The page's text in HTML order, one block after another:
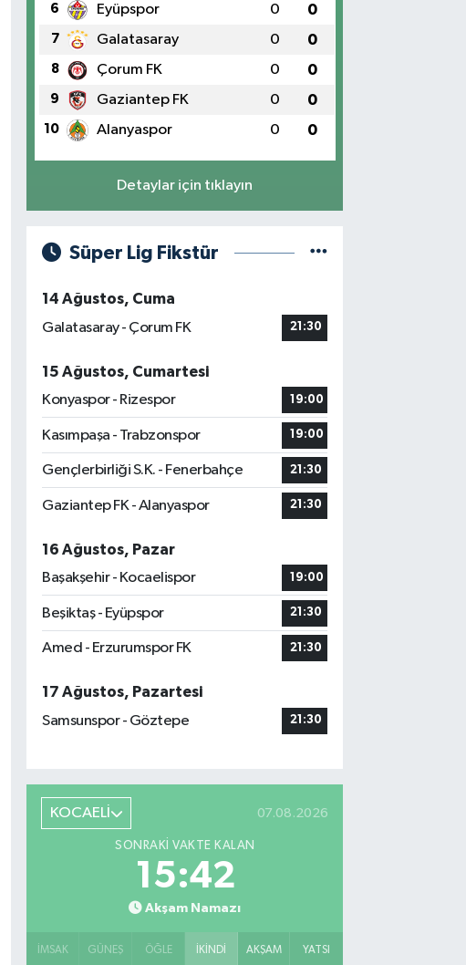
6 Eyüpspor 0 0
7 Galatasaray 0 0
8 Çorum FK 0 0
9 Gaziantep FK 0 0
10 Alanyaspor 0 0
Detaylar için tıklayın
Süper Lig Fikstür
14 Ağustos, Cuma
Galatasaray - Çorum FK
21:30
15 Ağustos, Cumartesi
Konyaspor - Rizespor
19:00
Kasımpaşa - Trabzonspor 19:00
Gençlerbirliği S.K. - Fenerbahçe 21:30
Gaziantep FK - Alanyaspor 21:30
16 Ağustos, Pazar
Başakşehir - Kocaelispor
19:00
Beşiktaş - Eyüpspor 21:30
Amed - Erzurumspor FK 21:30
17 Ağustos, Pazartesi
Samsunspor - Göztepe
21:30
KOCAELİ 07.08.2026
SONRAKI VAKTE KALAN
15:41
Akşam Namazı
İMSAK GÜNEŞ ÖĞLE İKINDI AKŞAM YATSI